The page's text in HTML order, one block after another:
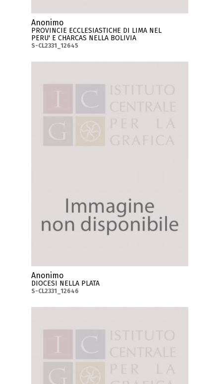
Anonimo
PROVINCIE ECCLESIASTICHE DI LIMA NEL
PERU' E CHARCAS NELLA BOLIVIA
S-CL2331_12645
Anonimo
DIOCESI NELLA PLATA
S-CL2331_12646